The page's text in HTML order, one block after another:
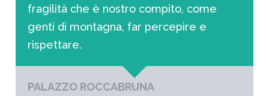
fragilità che è nostro compito, come
genti di montagna, far percepire e
rispettare.
PALAZZO ROCCABRUNA